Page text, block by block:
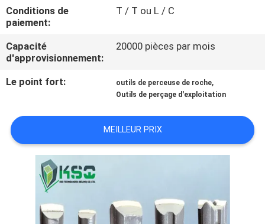
CONTACTEZ-
NOUS
DEMANDEZ
CITATION
PLAN
Conditions de
paiement:
T / T ou L / C
Capacité
d'approvisionnement:
20000 pièces par mois
Le point fort: outils de perceuse de roche,
Outils de perçage d'exploitation
MEILLEUR PRIX